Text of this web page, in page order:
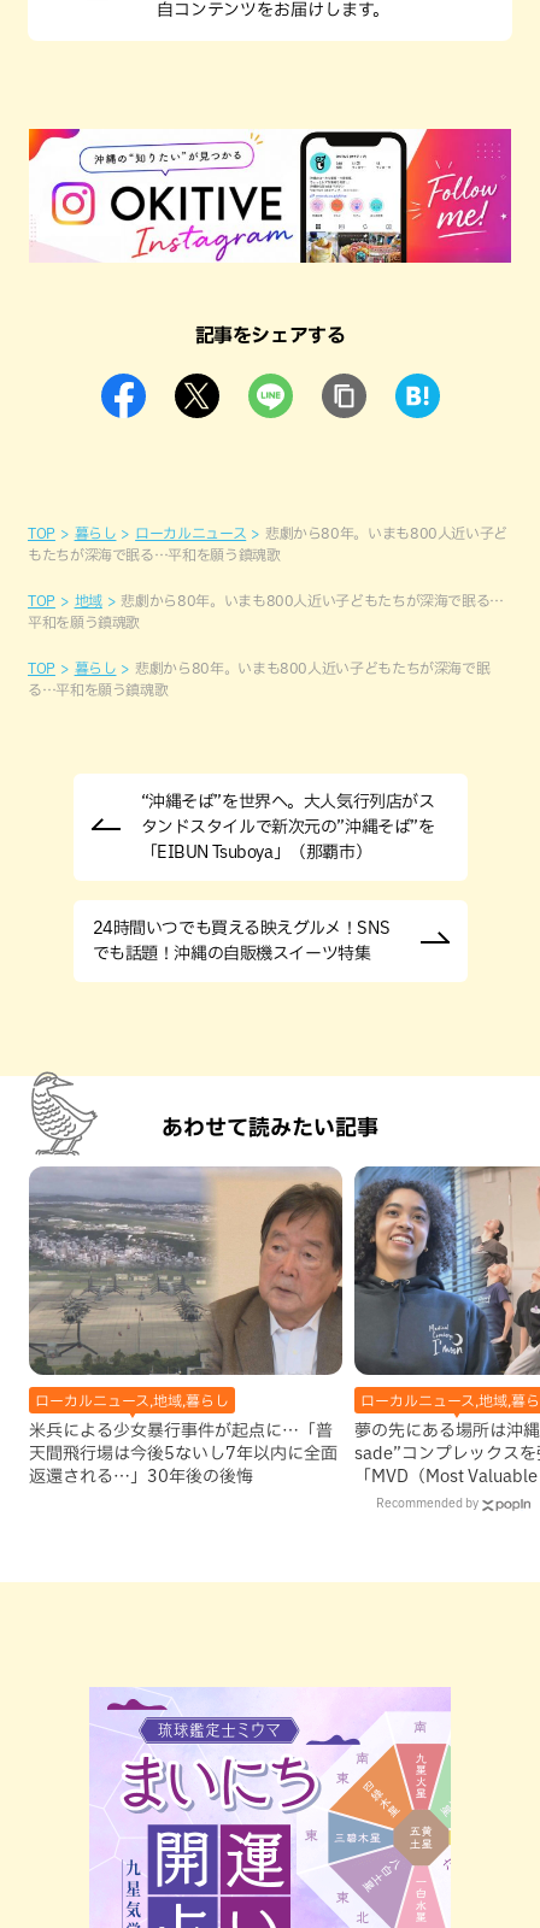
自コンテンツをお届けします。
記事をシェアする
TOP 暮らし ローカルニュース
悲劇から80年。いまも800人近い子ど
もたちが深海で眠る…平和を願う鎮魂歌
TOP 地域
悲劇から80年。いまも800人近い子どもたちが深海で眠る…
平和を願う鎮魂歌
TOP 暮らし
悲劇から80年。いまも800人近い子どもたちが深海で眠
る…平和を願う鎮魂歌
“沖縄そば”を世界へ。大人気行列店がス
タンドスタイルで新次元の”沖縄そば”を
「EIBUN Tsuboya」（那覇市）
24時間いつでも買える映えグルメ！SNS
でも話題！沖縄の自販機スイーツ特集
あわせて読みたい記事
ローカルニュース,地域,暮らし
米兵による少女暴行事件が起点に…「普
天間飛行場は今後5ないし7年以内に全面
返還される…」30年後の後悔
ローカルニュース,地域,暮
夢の先にある場所は沖
sade”コンプレックスを
「MVD（Most
Recommended by